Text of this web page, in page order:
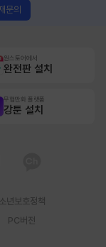
문의
원스토어에서
완전판 설치
무협만화 플랫폼
강툰 설치
년보호정책
PC버전